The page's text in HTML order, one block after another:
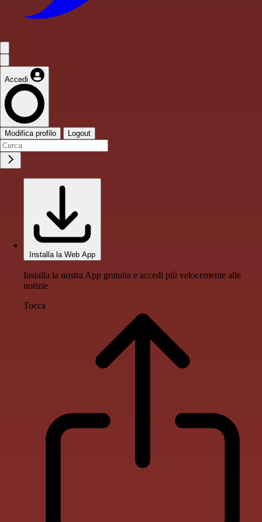
Accedi
Modifica profilo Logout
Installa la Web App
Installa la nostra App gratuita e accedi più velocemente alle
notizie
Tocca